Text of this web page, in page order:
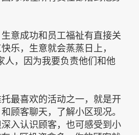
成功和员工福祉有直接关
乐，生意就会蒸蒸日上，
人，因为我要负责他们和他
喜欢的活动之一，就是开
顾客聊天，了解小区现况。
入认识顾客，也可感受到小